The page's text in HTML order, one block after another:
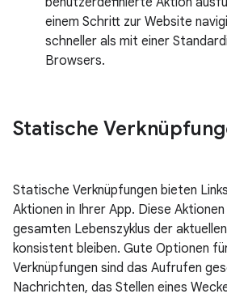
einem Schritt zur Website
schneller als mit einer
Browsers.
Statische
Statische Verknüpfungen bieten
Aktionen in Ihrer App. Diese
gesamten Lebenszyklus der
konsistent bleiben. Gute Optionen
Verknüpfungen sind das Aufrufen
Nachrichten, das Stellen eines